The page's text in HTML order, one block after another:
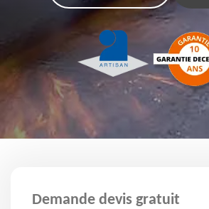
Demande devis gratuit